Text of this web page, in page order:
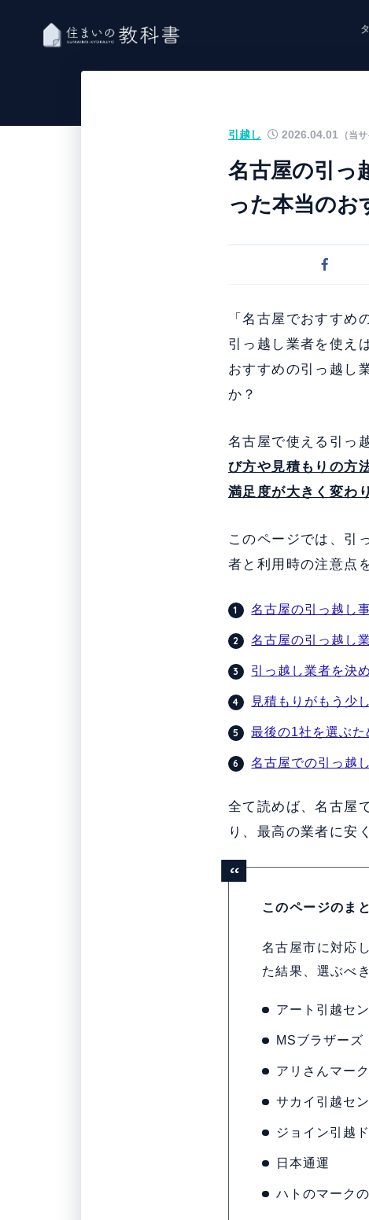
（当
引越し 2026.04.01
名古屋の引っ
った本当のお
「名古屋でおすすめ
引っ越し業者を使え
おすすめの引っ越し
か？
名古屋で使える引っ
び方や見積もりの方
満足度が大きく変わ
このページでは、引
者と利用時の注意点
名古屋の引っ越し
名古屋の引っ越し
引っ越し業者を決
見積もりがもう少
最後の1社を選ぶ
名古屋での引っ越
全て読めば、名古屋
り、最高の業者に安
このページのま
名古屋市に対応
た結果、選ぶべ
アート引越セ
MSブラザーズ
アリさんマー
サカイ引越セ
ジョイン引越
日本通運
ハトのマーク